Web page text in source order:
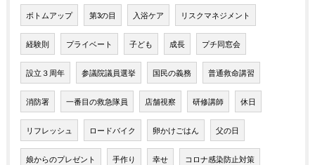
ボトムアップ 第3の目 入浴ケア リスクマネジメント
経験則 プライベート 子ども 成長 プチ同窓会
設立３周年 参議院議員選挙 国民の義務 普通救命講習
消防署 一番目の救急隊員 店舗視察 研修講師 休日
リフレッシュ ロードバイク 卵かけごはん 父の日
娘からのプレゼント 手作り 幸せ コロナ感染防止対策